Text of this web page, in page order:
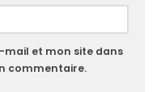
mail et mon site dans
commentaire.